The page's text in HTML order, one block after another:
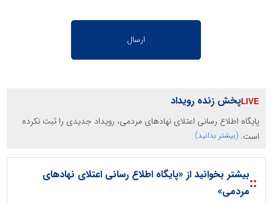
پخش زنده رویداد
پایگاه اطلاع رسانی اعتلای نهادهای مردمی، رویداد جدیدی را ثبت نکرده
است. (بیشتر بدانید)
::بیشتر بخوانید از «پایگاه اطلاع رسانی اعتلای نهادهای
مردمی»